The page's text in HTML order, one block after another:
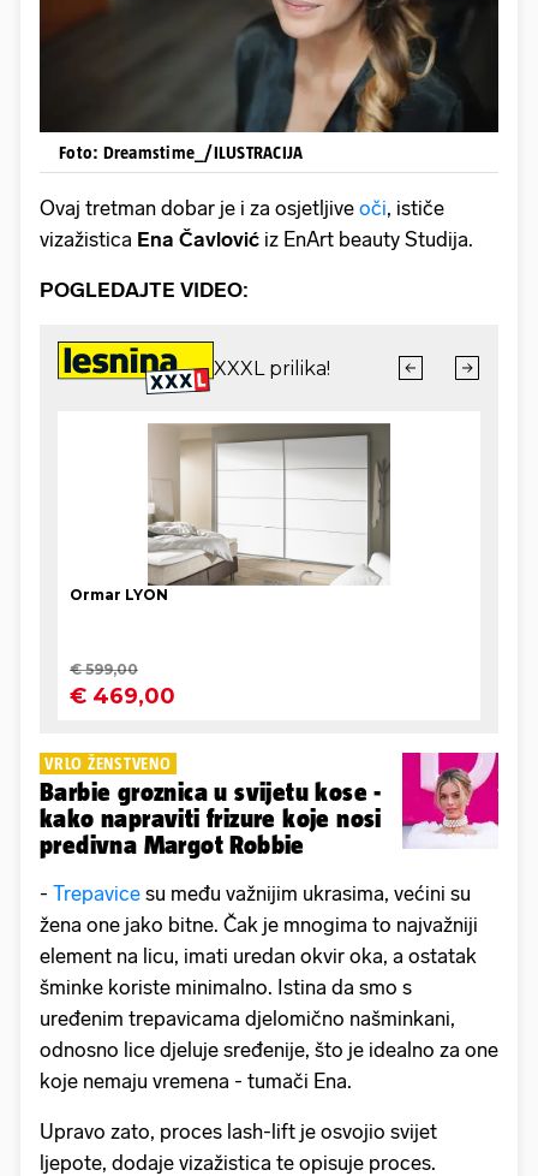
Foto: Dreamstime_/ILUSTRACIJA
Ovaj tretman dobar je i za osjetljive oči, ističe
vizažistica Ena Čavlović iz EnArt beauty Studija.
POGLEDAJTE VIDEO:
VRLO ŽENSTVENO
Barbie groznica u svijetu kose -
kako napraviti frizure koje nosi
predivna Margot Robbie
- Trepavice su među važnijim ukrasima, većini su
žena one jako bitne. Čak je mnogima to najvažniji
element na licu, imati uredan okvir oka, a ostatak
šminke koriste minimalno. Istina da smo s
uređenim trepavicama djelomično našminkani,
odnosno lice djeluje sređenije, što je idealno za one
koje nemaju vremena - tumači Ena.
Upravo zato, proces lash-lift je osvojio svijet
ljepote, dodaje vizažistica te opisuje proces.